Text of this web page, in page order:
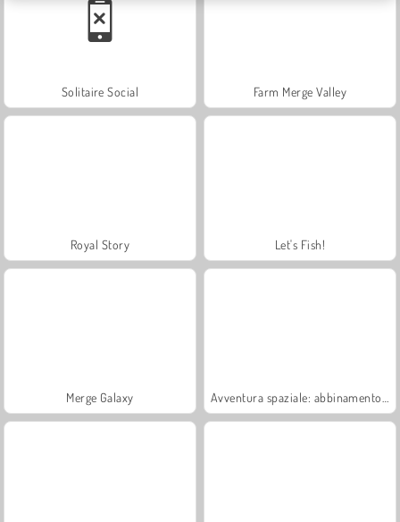
Solitaire Social Farm Merge Valley
Royal Story Let's Fish!
Merge Galaxy